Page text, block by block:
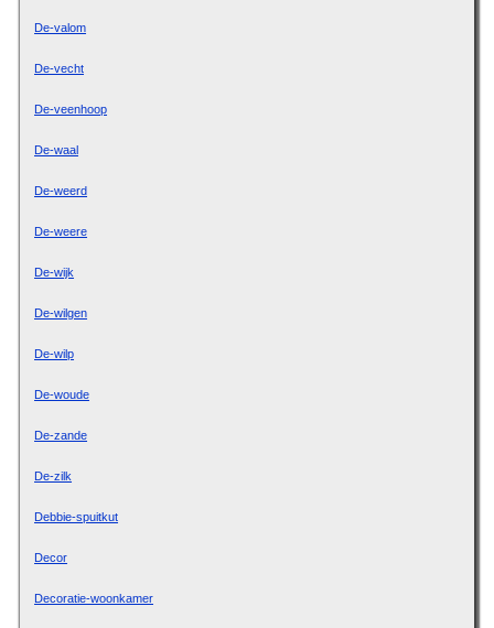
De-valom
De-vecht
De-veenhoop
De-waal
De-weerd
De-weere
De-wijk
De-wilgen
De-wilp
De-woude
De-zande
De-zilk
Debbie-spuitkut
Decor
Decoratie-woonkamer